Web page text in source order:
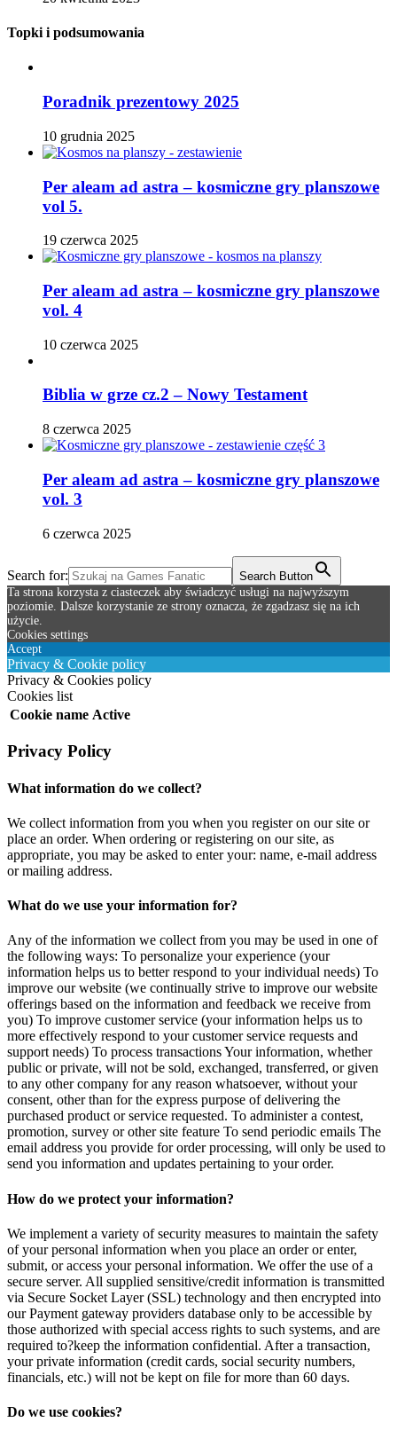
Topki i podsumowania
Poradnik prezentowy 2025
10 grudnia 2025
Per aleam ad astra – kosmiczne gry planszowe
vol 5.
19 czerwca 2025
Per aleam ad astra – kosmiczne gry planszowe
vol. 4
10 czerwca 2025
Biblia w grze cz.2 – Nowy Testament
8 czerwca 2025
Per aleam ad astra – kosmiczne gry planszowe
vol. 3
6 czerwca 2025
Search for:
Search Button
Ta strona korzysta z ciasteczek aby świadczyć usługi na najwyższym
poziomie. Dalsze korzystanie ze strony oznacza, że zgadzasz się na ich
użycie.
Cookies settings
Accept
Privacy & Cookie policy
Privacy & Cookies policy
Cookies list
Cookie name Active
Privacy Policy
What information do we collect?
We collect information from you when you register on our site or
place an order. When ordering or registering on our site, as
appropriate, you may be asked to enter your: name, e-mail address
or mailing address.
What do we use your information for?
Any of the information we collect from you may be used in one of
the following ways: To personalize your experience (your
information helps us to better respond to your individual needs) To
improve our website (we continually strive to improve our website
offerings based on the information and feedback we receive from
you) To improve customer service (your information helps us to
more effectively respond to your customer service requests and
support needs) To process transactions Your information, whether
public or private, will not be sold, exchanged, transferred, or given
to any other company for any reason whatsoever, without your
consent, other than for the express purpose of delivering the
purchased product or service requested. To administer a contest,
promotion, survey or other site feature To send periodic emails The
email address you provide for order processing, will only be used to
send you information and updates pertaining to your order.
How do we protect your information?
We implement a variety of security measures to maintain the safety
of your personal information when you place an order or enter,
submit, or access your personal information. We offer the use of a
secure server. All supplied sensitive/credit information is transmitted
via Secure Socket Layer (SSL) technology and then encrypted into
our Payment gateway providers database only to be accessible by
those authorized with special access rights to such systems, and are
required to?keep the information confidential. After a transaction,
your private information (credit cards, social security numbers,
financials, etc.) will not be kept on file for more than 60 days.
Do we use cookies?